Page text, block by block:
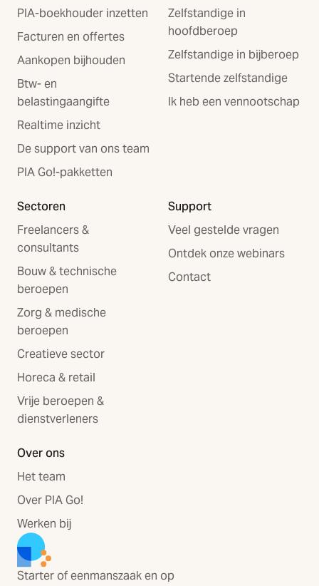
Starter of eenmanszaak en op
PIA-boekhouder inzetten
Facturen en offertes
Aankopen bijhouden
Btw- en
belastingaangifte
Realtime inzicht
De support van ons team
PIA Go!-pakketten
Zelfstandige in
hoofdberoep
Zelfstandige in bijberoep
Startende zelfstandige
Ik heb een vennootschap
Sectoren
Freelancers &
consultants
Bouw & technische
beroepen
Zorg & medische
beroepen
Creatieve sector
Horeca & retail
Vrije beroepen &
dienstverleners
Support
Veel gestelde vragen
Ontdek onze webinars
Contact
Over ons
Het team
Over PIA Go!
Werken bij